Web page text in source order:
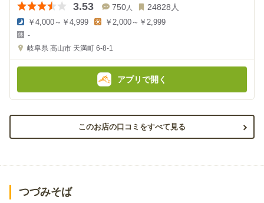
3.53 750人 24828 人
夜
の
金
￥4,000～￥4,999
金
￥2,000～￥2,999
-
岐阜県 高山市 天満町 6-8-1
アプリで開く
このお店の口コミをすべて見る
つづみそば